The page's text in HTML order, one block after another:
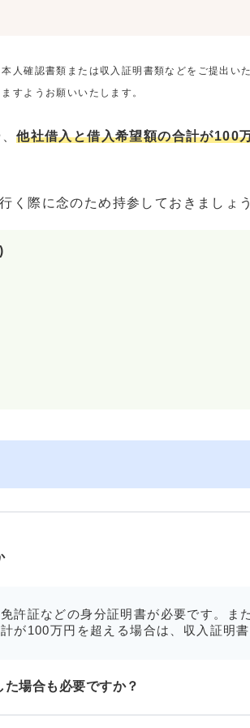
人確認書類または収入証明書類などをご提出い
すようお願いいたします。
他社借入と借入希望額の合計が100
く際に念のため持参しておきましょう
許証などの身分証明書が必要です。ま
が100万円を超える場合は、収入証明書
場合も必要ですか？